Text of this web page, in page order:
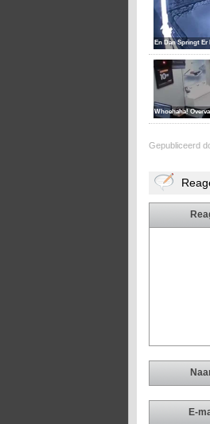
En Dan Springt Er
Whoehaha!
Gepubliceerd
E-